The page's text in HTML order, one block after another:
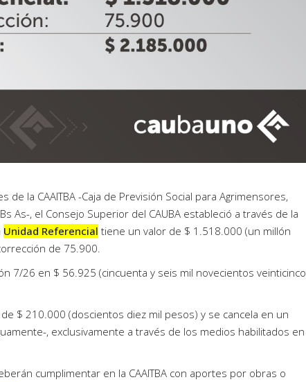
la CAAITBA -Caja de Previsión Social para Agrimensores,
As-, el Consejo Superior del CAUBA estableció a través de la
Unidad Referencial tiene un valor de $ 1.518.000 (un millón
de 75.900.
7/26 en $ 56.925 (cincuenta y seis mil novecientos veinticinco
$ 210.000 (doscientos diez mil pesos) y se cancela en un
, exclusivamente a través de los medios habilitados en
cumplimentar en la CAAITBA con aportes por obras o